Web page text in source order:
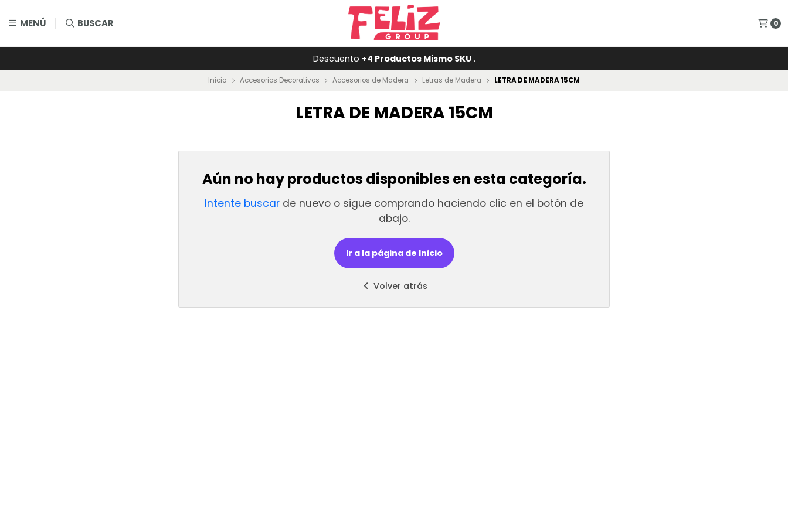
MENÚ BUSCAR 0
Descuento +4 Productos Mismo SKU.
Inicio Accesorios Decorativos Accesorios de Madera Letras de Madera LETRA DE MADERA 15CM
LETRA DE MADERA 15CM
Aún no hay productos disponibles en esta categoría.
Intente buscar de nuevo o sigue comprando haciendo clic en el botón de
abajo.
Ir a la página de Inicio
Volver atrás